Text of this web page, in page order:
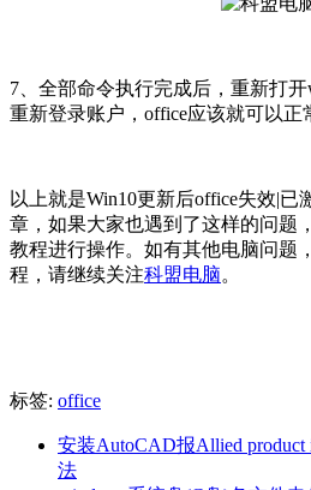
7、全部命令执行完成后，重新打
重新登录账户，office应该就可以正
以上就是Win10更新后office失效|已
章，如果大家也遇到了这样的问题
教程进行操作。 如有其他电脑问题
程，请继续关注科盟电脑。
标签: office
安装AutoCAD报Allied
法